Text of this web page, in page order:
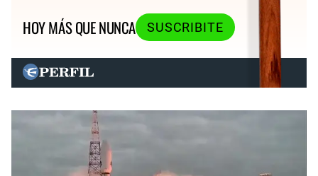
HOY MÁS QUE NUNCA
SUSCRIBITE